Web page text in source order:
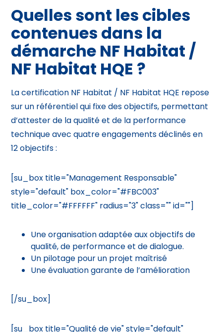
Quelles sont les cibles
contenues dans la
démarche NF Habitat /
NF Habitat HQE ?
La certification NF Habitat / NF Habitat HQE repose
sur un référentiel qui fixe des objectifs, permettant
d’attester de la qualité et de la performance
technique avec quatre engagements déclinés en
12 objectifs :
[su_box title="Management Responsable"
style="default" box_color="#FBC003"
title_color="#FFFFFF" radius="3" class="" id=""]
Une organisation adaptée aux objectifs de
qualité, de performance et de dialogue.
Un pilotage pour un projet maîtrisé
Une évaluation garante de l’amélioration
[/su_box]
[su_box title="Qualité de vie" style="default"